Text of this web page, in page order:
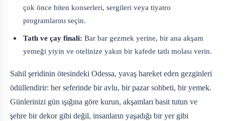
çok önce biten konserleri, sergileri veya tiyatro
programlarını seçin.
Tatlı ve çay finali: Bar bar gezmek yerine, bir ana akşam
yemeği yiyin ve otelinize yakın bir kafede tatlı molası verin.
Sahil şeridinin ötesindeki Odessa, yavaş hareket eden gezginleri
ödüllendirir: her seferinde bir avlu, bir pazar sohbeti, bir yemek.
Günlerinizi gün ışığına göre kurun, akşamları basit tutun ve
şehre bir dekor gibi değil, insanların yaşadığı bir yer gibi